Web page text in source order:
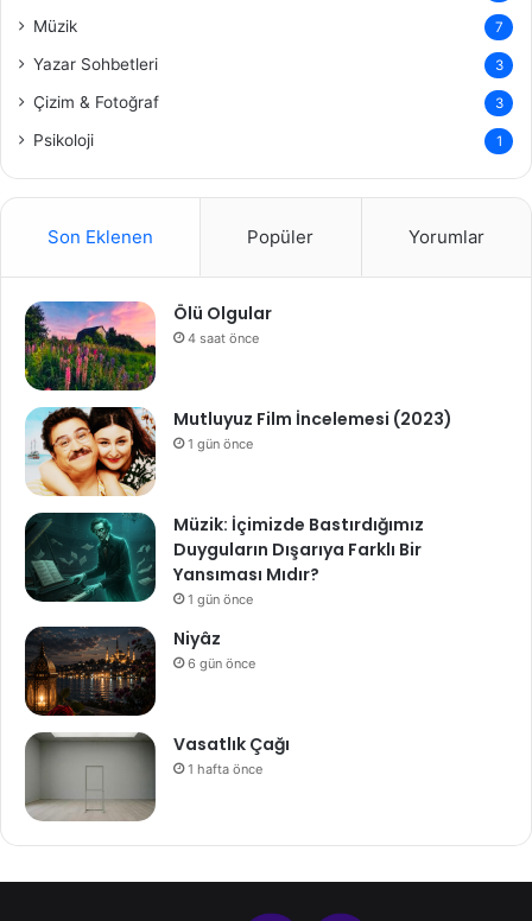
Müzik 7
Yazar Sohbetleri 3
Çizim & Fotoğraf 3
Psikoloji 1
Son Eklenen Popüler Yorumlar
Ölü Olgular
4 saat önce
Mutluyuz Film İncelemesi (2023)
1 gün önce
Müzik: İçimizde Bastırdığımız
Duyguların Dışarıya Farklı Bir
Yansıması Mıdır?
1 gün önce
Niyâz
6 gün önce
Vasatlık Çağı
1 hafta önce